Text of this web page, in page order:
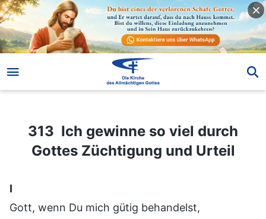
313 Ich gewinne so viel durch
Gottes Züchtigung und Urteil
Ⅰ
Gott, wenn Du mich gütig behandelst,